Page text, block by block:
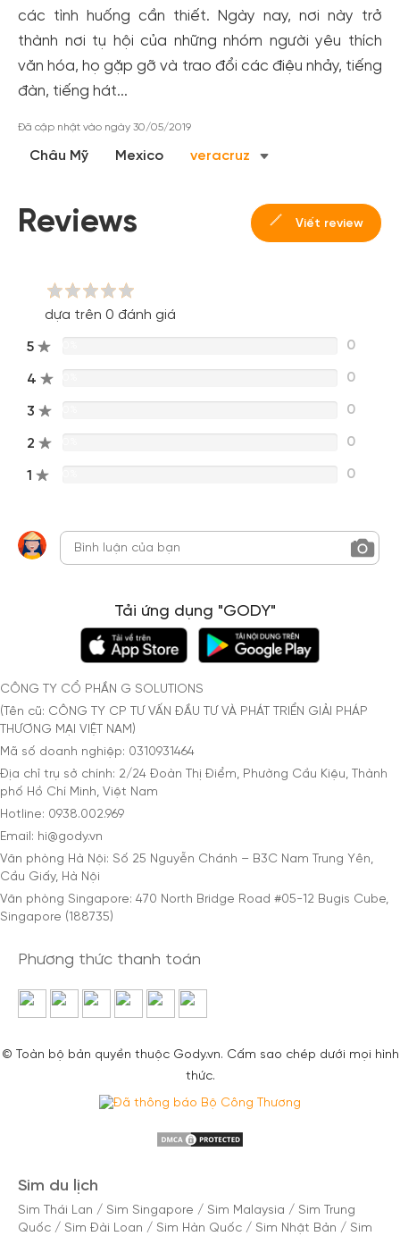
các tình huống cần thiết. Ngày nay, nơi này trở
thành nơi tụ hội của những nhóm người yêu thích
văn hóa, họ gặp gỡ và trao đổi các điệu nhảy, tiếng
đàn, tiếng hát...
Đã cập nhật vào ngày 30/05/2019
Châu Mỹ Mexico veracruz
Reviews Viết review
dựa trên 0 đánh giá
5 0
4 0
3 0
2 0
1 0
Tải ứng dụng "GODY"
CÔNG TY CỔ PHẦN G SOLUTIONS
(Tên cũ: CÔNG TY CP TƯ VẤN ĐẦU TƯ VÀ PHÁT TRIỂN GIẢI PHÁP
THƯƠNG MẠI VIỆT NAM)
Mã số doanh nghiệp: 0310931464
Địa chỉ trụ sở chính: 2/24 Đoàn Thị Điểm, Phường Cầu Kiệu, Thành
phố Hồ Chí Minh, Việt Nam
Hotline: 0938.002.969
Email: hi@gody.vn
Văn phòng Hà Nội: Số 25 Nguyễn Chánh – B3C Nam Trung Yên,
Cầu Giấy, Hà Nội
Văn phòng Singapore: 470 North Bridge Road #05-12 Bugis Cube,
Singapore (188735)
Phương thức thanh toán
© Toàn bộ bản quyền thuộc Gody.vn. Cấm sao chép dưới mọi hình
thức.
Sim du lịch
Sim Thái Lan / Sim Singapore / Sim Malaysia / Sim Trung
Quốc / Sim Đài Loan / Sim Hàn Quốc / Sim Nhật Bản / Sim
Tạo tài khoản để có thểnhận ngay các ưu đãi hấp dẫn
dành cho thành viên đến từ các đối tác của Gody.vn dành
cho cộng đồng.
Đăng nhập Facebook